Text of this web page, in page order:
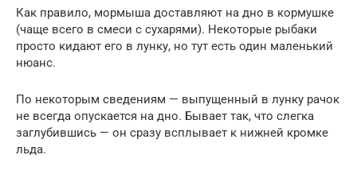
Как правило, мормыша доставляют на дно в кормушке
(чаще всего в смеси с сухарями). Некоторые рыбаки
просто кидают его в лунку, но тут есть один маленький
нюанс.
По некоторым сведениям — выпущенный в лунку рачок
не всегда опускается на дно. Бывает так, что слегка
заглубившись — он сразу всплывает к нижней кромке
льда.